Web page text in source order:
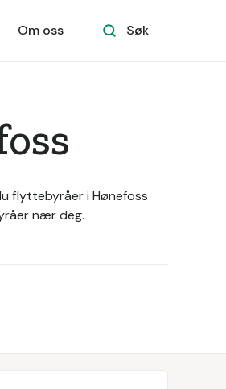
Om oss Søk
flyttebyråer i Hønefoss
nær deg.